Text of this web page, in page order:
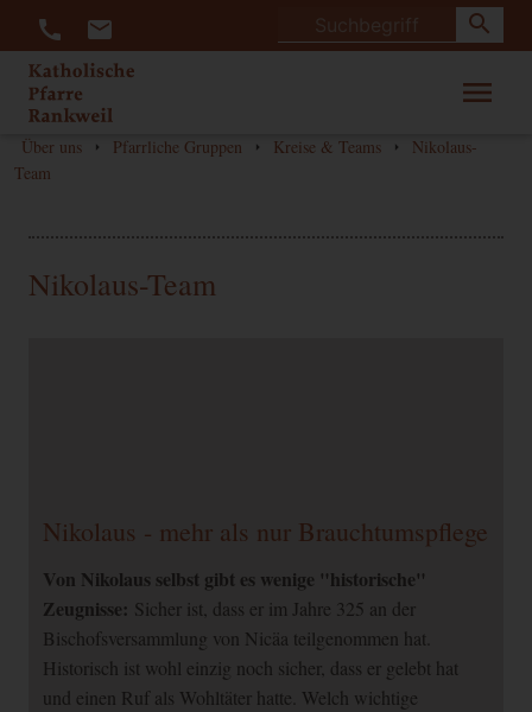
call mail search
menu
Über uns arrow_right Pfarrliche Gruppen arrow_right Kreise & Teams arrow_right
Nikolaus-
Team
Nikolaus-Team
Nikolaus - mehr als nur Brauchtumspflege
Von Nikolaus selbst gibt es wenige "historische"
Zeugnisse: Sicher ist, dass er im Jahre 325 an der
Bischofsversammlung von Nicäa teilgenommen hat.
Historisch ist wohl einzig noch sicher, dass er gelebt hat
und einen Ruf als Wohltäter hatte. Welch wichtige